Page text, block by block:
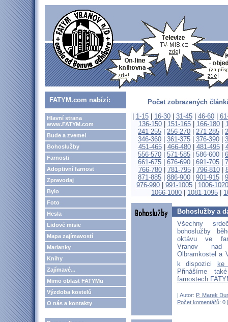
FATYM.com nabízí:
Hlavní strana
www.FATYM.com
Bude a zveme!
Bohoslužby
Farnosti
Adoptivní farnost
Zpravodaj
Bylo
Foto
Hesla
Lidové misie
Mapa zajímavostí
Marianky
Knihy
Zajímavé...
Mimo oblast FATYMu
Výzdoba kostelů
O nás a kontakty
Počet zobrazených
1-15| 16-30| 31-45| 46-60|
136-150| 151-165| 166-180|
241-255
256-270 271-285
346-360
361-375 376-390
451-465| 466-480| 481-495|
556-570
571-585 586-600
661-675
676-690 691-705
766-780| 781-795| 796-810|
871-885
886-900 901-915
976-990
991-1005
1006-1020
1066-1080
1081-1095
Bohoslužby a
Všechny
bohoslužby
oktávu ve
Vranov
Olbramkostel a
k dispozici
Přinášíme
farnostech
| Autor: P. Marek
Počet komentářů: 0